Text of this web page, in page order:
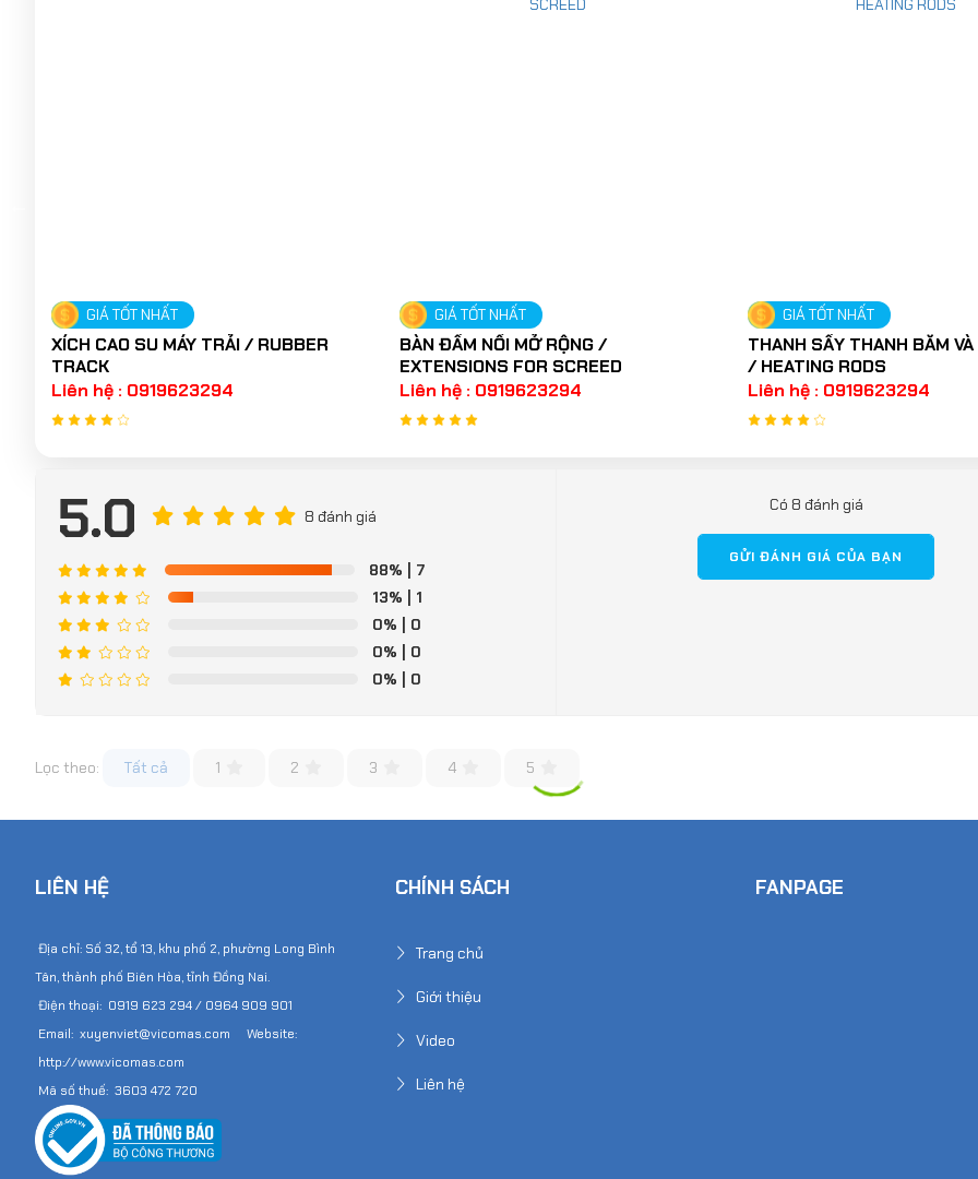
GIÁ TỐT NHẤT
XÍCH CAO SU MÁY TRẢI / RUBBER
TRACK
Liên hệ : 0919623294
GIÁ TỐT NHẤT
BÀN ĐẦM NỐI MỞ RỘNG /
EXTENSIONS FOR SCREED
Liên hệ : 0919623294
GIÁ TỐT NHẤT
THANH SẤY THANH BĂM
/ HEATING RODS
Liên hệ : 0919623294
5.0 8 đánh giá
88% | 7
13% | 1
0% | 0
0% | 0
0% | 0
Có 8 đánh giá
GỬI ĐÁNH GIÁ CỦA BẠN
Lọc theo: Tất cả 1 2 3 4 5
LIÊN HỆ
Địa chỉ: Số 32, tổ 13, khu phố 2, phường Long Bình
Tân, thành phố Biên Hòa, tỉnh Đồng Nai.
Điện thoại: 0919 623 294 / 0964 909 901
Email: xuyenviet@vicomas.com Website:
http://www.vicomas.com
Mã số thuế: 3603 472 720
CHÍNH SÁCH
Trang chủ
Giới thiệu
Video
Liên hệ
FANPAGE